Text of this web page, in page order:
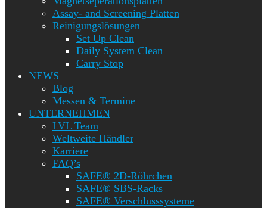
Assay- and Screening Platten
Reinigungslösungen
Set Up Clean
Daily System Clean
Carry Stop
NEWS
Blog
Messen & Termine
UNTERNEHMEN
LVL Team
Weltweite Händler
Karriere
FAQ’s
SAFE® 2D-Röhrchen
SAFE® SBS-Racks
SAFE® Verschlusssysteme